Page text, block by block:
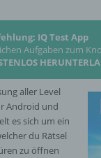
IQ Test App
Aufgaben zum
aller Level
Android und
es sich um ein
du Rätsel
zu öffnen